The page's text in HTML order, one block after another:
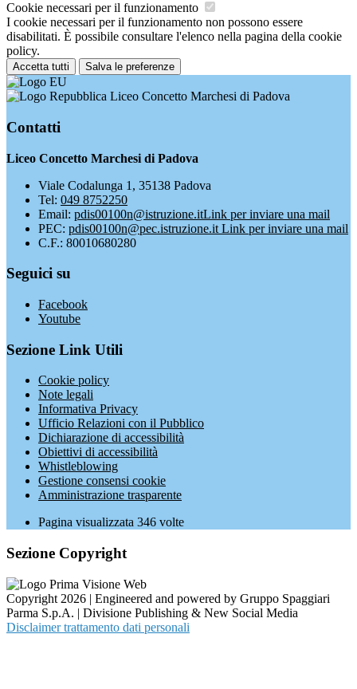
Cookie necessari per il funzionamento
I cookie necessari per il funzionamento non possono essere
disabilitati. È possibile consultare l'elenco nella pagina della cookie
policy.
Accetta tutti Salva le preferenze
Liceo Concetto Marchesi di Padova
Contatti
Liceo Concetto Marchesi di Padova
Viale Codalunga 1, 35138 Padova
Tel: 049 8752250
Email: pdis00100n@istruzione.itLink per inviare una mail
PEC: pdis00100n@pec.istruzione.it Link per inviare una mail
C.F.: 80010680280
Seguici su
Facebook
Youtube
Sezione Link Utili
Cookie policy
Note legali
Informativa Privacy
Ufficio Relazioni con il Pubblico
Dichiarazione di accessibilità
Obiettivi di accessibilità
Whistleblowing
Gestione consensi cookie
Amministrazione trasparente
Pagina visualizzata 346 volte
Sezione Copyright
Copyright 2026 | Engineered and powered by Gruppo Spaggiari
Parma S.p.A. | Divisione Publishing & New Social Media
Disclaimer trattamento dati personali